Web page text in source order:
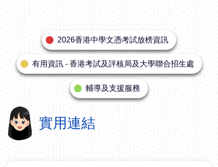
2026香港中學文憑考試放榜資訊
有用資訊 - 香港考試及評核局及大學聯合招生處
輔導及支援服務
實用連結